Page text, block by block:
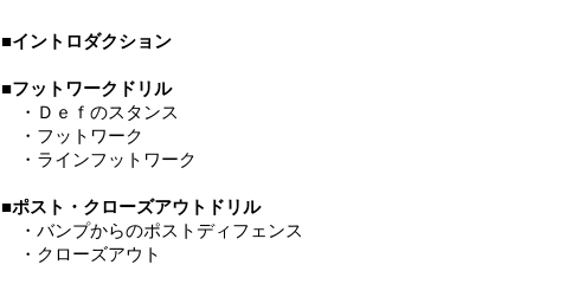
■イントロダクション
■フットワークドリル
・Ｄｅｆのスタンス
・フットワーク
・ラインフットワーク
■ポスト・クローズアウトドリル
・バンプからのポストディフェンス
・クローズアウト